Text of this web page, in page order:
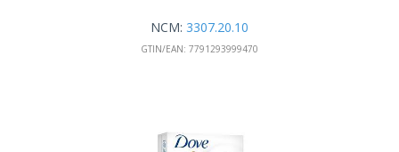
NCM: 3307.20.10
GTIN/EAN: 7791293999470